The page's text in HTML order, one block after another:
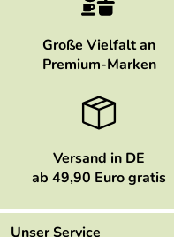
Große Vielfalt an
Premium-Marken
Versand in DE
ab 49,90 Euro gratis
Unser Service